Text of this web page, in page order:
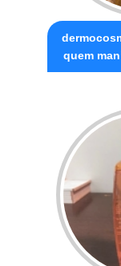
quem